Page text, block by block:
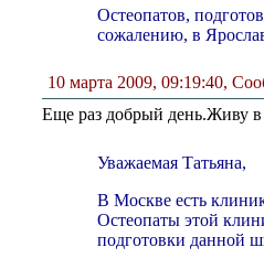
Остеопатов,
сожалению, в
10 марта 2009, 09:19:40,
Еще раз добрый день.Живу
Уважаемая Татьяна,
В Москве есть
Остеопаты этой
подготовки данной